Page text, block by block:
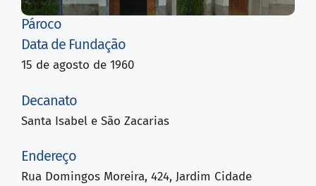
Pároco
Data de Fundação
15 de agosto de 1960
Decanato
Santa Isabel e São Zacarias
Endereço
Rua Domingos Moreira, 424, Jardim Cidade